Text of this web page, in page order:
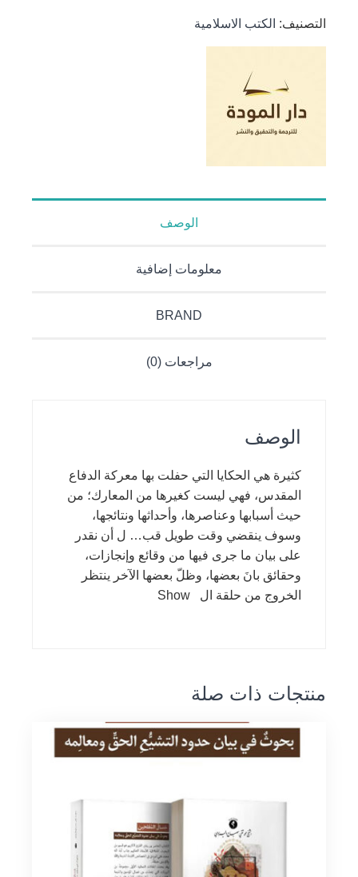
التصنيف: الكتب الاسلامية
الوصف
معلومات إضافية
BRAND
مراجعات (0)
الوصف
كثيرة هي الحكايا التي حفلت بها معركة الدفاع
المقدس، فهي ليست كغيرها من المعارك؛ من
حيث أسبابها وعناصرها، وأحداثها ونتائجها،
وسوف ينقضي وقت طويل قب… ل أن نقدر
على بيان ما جرى فيها من وقائع وإنجازات،
وحقائق بانَ بعضها، وظلّ بعضها الآخر ينتظر
الخروج من حلقة ال Show
منتجات ذات صلة